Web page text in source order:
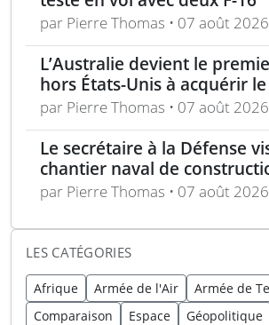
par Pierre Thomas • 07 août 2026
L’Australie devient le
hors États-Unis à acquérir
AIM-260 JATM
par Pierre Thomas • 07 août 2026
Le secrétaire à la Défense
chantier naval de
frégates Type 31 à Rosyth
par Pierre Thomas • 07 août 2026
LES CATÉGORIES
Afrique Armée de l'Air
Armée de
Comparaison
Espace Géopolitique